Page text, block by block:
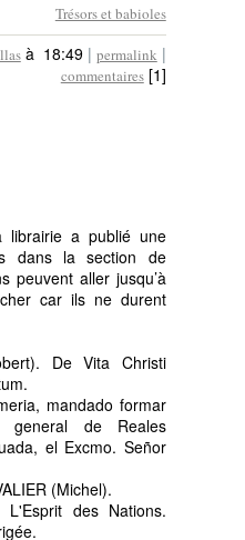
Trésors et babioles
à 18:49| permalink |
commentaires[1]
librairie a publié une
dans la section de
peuvent aller jusqu’à
car ils ne durent
De Vita Christi
mandado formar
general de Reales
el Excmo. Señor
(Michel).
des Nations.